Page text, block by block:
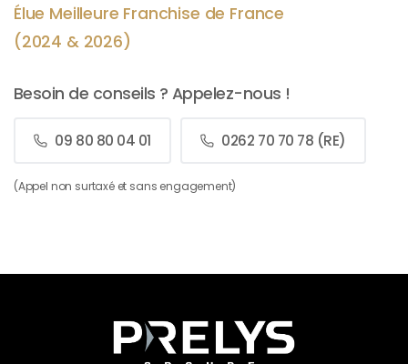
Élue Meilleure Franchise de France
(2024 & 2026)
Besoin de conseils ? Appelez-nous !
09 80 80 04 01 0262 70 70 78 (RE)
(Appel non surtaxé et sans engagement)